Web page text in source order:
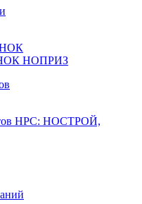
НОК
НОК НОПРИЗ
НРС: НОСТРОЙ,